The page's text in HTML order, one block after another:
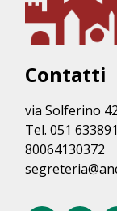
Contatti
via Solferino
Tel. 051
80064130372